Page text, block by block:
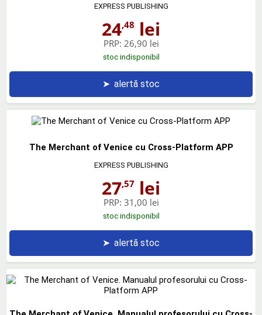
EXPRESS PUBLISHING
24,48 lei
PRP: 26,90 lei
stoc indisponibil
➤ alertă stoc
The Merchant of Venice cu Cross-Platform APP
EXPRESS PUBLISHING
27,57 lei
PRP: 31,00 lei
stoc indisponibil
➤ alertă stoc